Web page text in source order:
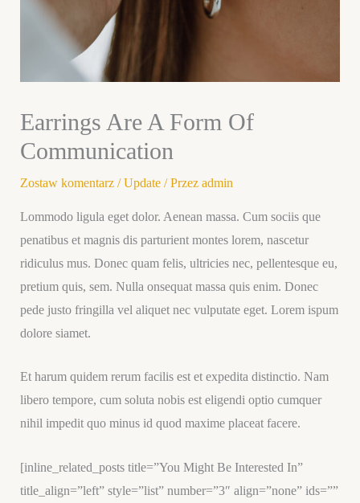
Earrings Are A Form Of
Communication
Zostaw komentarz /Update/ Przez admin
Lommodo ligula eget dolor. Aenean massa. Cum sociis que
penatibus et magnis dis parturient montes lorem, nascetur
ridiculus mus. Donec quam felis, ultricies nec, pellentesque eu,
pretium quis, sem. Nulla onsequat massa quis enim. Donec
pede justo fringilla vel aliquet nec vulputate eget. Lorem ispum
dolore siamet.
Et harum quidem rerum facilis est et expedita distinctio. Nam
libero tempore, cum soluta nobis est eligendi optio cumquer
nihil impedit quo minus id quod maxime placeat facere.
[inline_related_posts title=”You Might Be Interested In”
title_align=”left” style=”list” number=”3″ align=”none” ids=””